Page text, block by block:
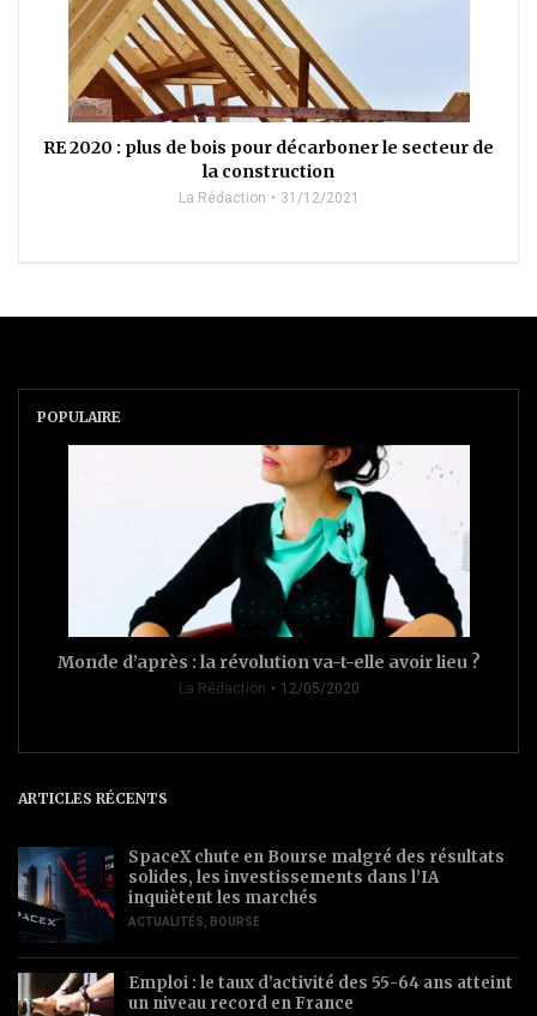
RE 2020 : plus de bois pour décarboner le secteur de
la construction
La Rédaction 31/12/2021
POPULAIRE
Monde d’après : la révolution va-t-elle avoir lieu ?
La Rédaction 12/05/2020
ARTICLES RÉCENTS
SpaceX chute en Bourse malgré des résultats
solides, les investissements dans l’IA
inquiètent les marchés
ACTUALITÉS, BOURSE
Emploi : le taux d’activité des 55-64 ans atteint
un niveau record en France